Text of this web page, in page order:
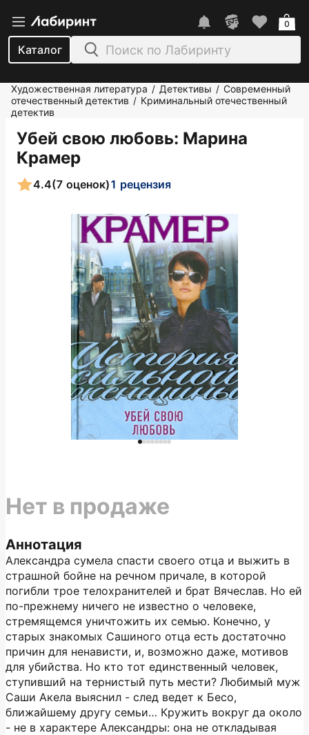
Каталог
0
Художественная литература / Детективы / Современный
отечественный детектив / Криминальный отечественный
детектив
Убей свою любовь: Марина
Крамер
4.4(7 оценок)1 рецензия
Аннотация
Александра сумела спасти своего отца и выжить в
страшной бойне на речном причале, в которой
погибли трое телохранителей и брат Вячеслав. Но ей
по-прежнему ничего не известно о человеке,
стремящемся уничтожить их семью. Конечно, у
старых знакомых Сашиного отца есть достаточно
причин для ненависти, и, возможно даже, мотивов
для убийства. Но кто тот единственный человек,
ступивший на тернистый путь мести? Любимый муж
Саши Акела выяснил - след ведет к Бесо,
ближайшему другу семьи… Кружить вокруг да около
- не в характере Александры: она не откладывая
Нет в продаже